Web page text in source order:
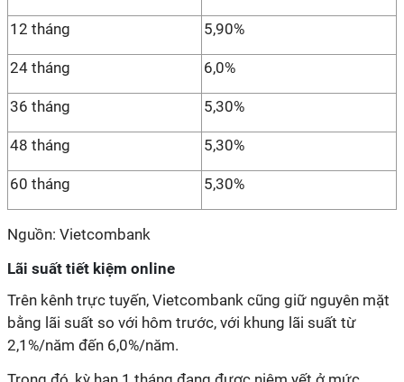
12 tháng 5,90%
24 tháng 6,0%
36 tháng 5,30%
48 tháng 5,30%
60 tháng 5,30%
Nguồn: Vietcombank
Lãi suất tiết kiệm online
Trên kênh trực tuyến, Vietcombank cũng giữ nguyên mặt
bằng lãi suất so với hôm trước, với khung lãi suất từ
2,1%/năm đến 6,0%/năm.